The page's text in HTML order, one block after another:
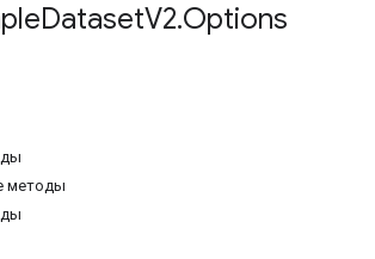
DatasetV2.Options
методы